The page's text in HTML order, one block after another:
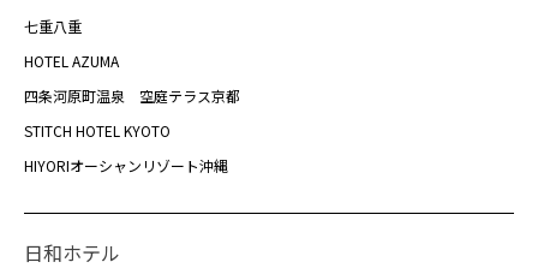
七重八重
HOTEL AZUMA
四条河原町温泉 空庭テラス京都
STITCH HOTEL KYOTO
HIYORIオーシャンリゾート沖縄
日和ホテル